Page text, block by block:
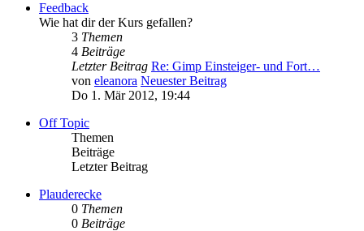
Feedback
Wie hat dir der Kurs gefallen?
3 Themen
4 Beiträge
Letzter Beitrag Re: Gimp Einsteiger- und Fort…
von eleanora Neuester Beitrag
Do 1. Mär 2012, 19:44
Off Topic
Themen
Beiträge
Letzter Beitrag
Plauderecke
0 Themen
0 Beiträge